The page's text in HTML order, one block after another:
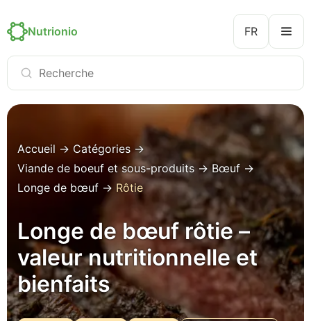
Nutrionio FR
Accueil → Catégories →
Viande de boeuf et sous-produits →Bœuf →
Longe de bœuf → Rôtie
Longe de bœuf rôtie –
valeur nutritionnelle et
bienfaits